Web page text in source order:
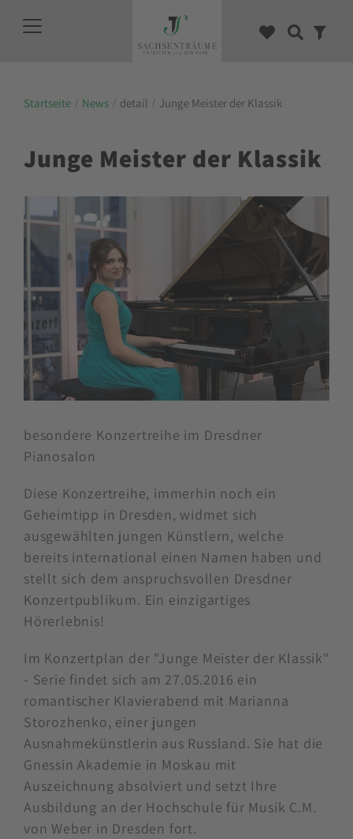
Startseite News detail Junge Meister der Klassik
Junge Meister der Klassik
besondere Konzertreihe im Dresdner
Pianosalon
Diese Konzertreihe, immerhin noch ein
Geheimtipp in Dresden, widmet sich
ausgewählten jungen Künstlern, welche
bereits international einen Namen haben und
stellt sich dem anspruchsvollen Dresdner
Konzertpublikum. Ein einzigartiges
Hörerlebnis!
Im Konzertplan der "Junge Meister der Klassik"
- Serie findet sich am 27.05.2016 ein
romantischer Klavierabend mit Marianna
Storozhenko, einer jungen
Ausnahmekünstlerin aus Russland. Sie hat die
Gnessin Akademie in Moskau mit
Auszeichnung absolviert und setzt Ihre
Ausbildung an der Hochschule für Musik C.M.
von Weber in Dresden fort.